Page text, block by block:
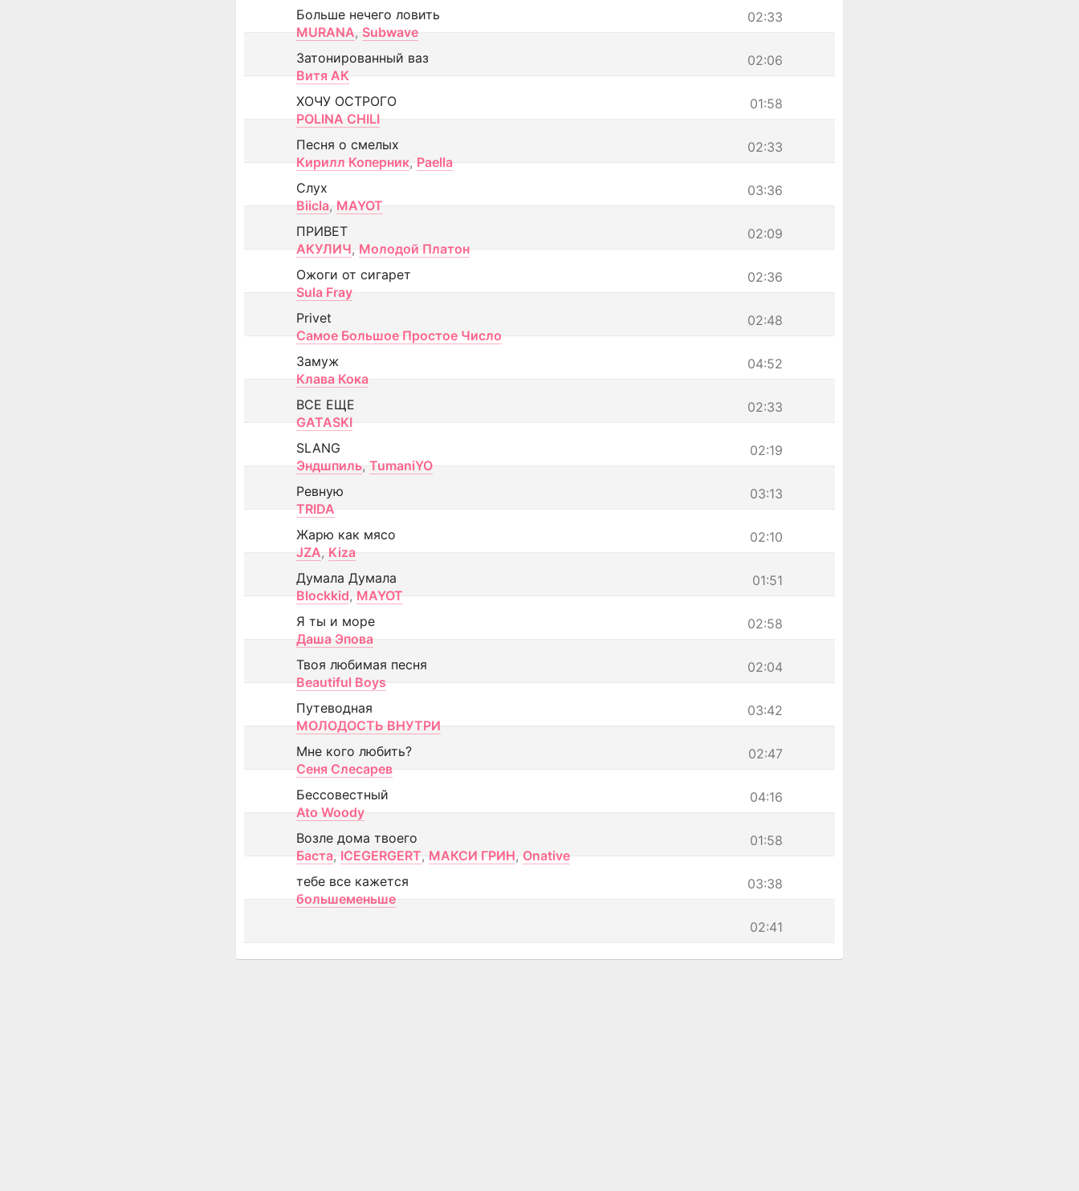
02:33
Больше нечего ловить
MURANA, Subwave
02:06
Затонированный ваз
Витя АК
01:58
ХОЧУ ОСТРОГО
POLINA CHILI
02:33
Песня о смелых
Кирилл Коперник, Paella
03:36
Слух
Biicla, MAYOT
02:09
ПРИВЕТ
АКУЛИЧ, Молодой Платон
02:36
Ожоги от сигарет
Sula Fray
02:48
Privet
Самое Большое Простое Число
04:52
Замуж
Клава Кока
02:33
ВСЕ ЕЩЕ
GATASKI
02:19
SLANG
Эндшпиль, TumaniYO
03:13
Ревную
TRIDA
02:10
Жарю как мясо
JZA, Kiza
01:51
Думала Думала
Blockkid, MAYOT
02:58
Я ты и море
Даша Эпова
02:04
Твоя любимая песня
Beautiful Boys
03:42
Путеводная
МОЛОДОСТЬ ВНУТРИ
02:47
Мне кого любить?
Сеня Слесарев
04:16
Бессовестный
Ato Woody
01:58
Возле дома твоего
Баста, ICEGERGERT, МАКСИ ГРИН, Onative
03:38
тебе все кажется
большеменьше
02:41